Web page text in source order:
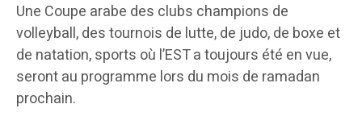
Une Coupe arabe des clubs champions de
volleyball, des tournois de lutte, de judo, de boxe et
de natation, sports où l’EST a toujours été en vue,
seront au programme lors du mois de ramadan
prochain.